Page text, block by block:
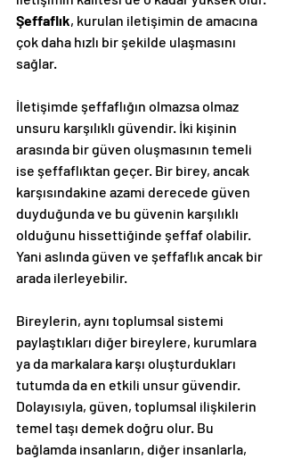
Şeffaflık, kurulan iletişimin de amacına
çok daha hızlı bir şekilde ulaşmasını
sağlar.
İletişimde şeffaflığın olmazsa olmaz
unsuru karşılıklı güvendir. İki kişinin
arasında bir güven oluşmasının temeli
ise şeffaflıktan geçer. Bir birey, ancak
karşısındakine azami derecede güven
duyduğunda ve bu güvenin karşılıklı
olduğunu hissettiğinde şeffaf olabilir.
Yani aslında güven ve şeffaflık ancak bir
arada ilerleyebilir.
Bireylerin, aynı toplumsal sistemi
paylaştıkları diğer bireylere, kurumlara
ya da markalara karşı oluşturdukları
tutumda da en etkili unsur güvendir.
Dolayısıyla, güven, toplumsal ilişkilerin
temel taşı demek doğru olur. Bu
bağlamda insanların, diğer insanlarla,